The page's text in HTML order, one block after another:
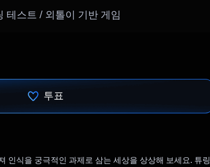
테스트 / 외톨이 기반 게임
투표
인식을 궁극적인 과제로 삼는 세상을 상상해 보세요. 튜링